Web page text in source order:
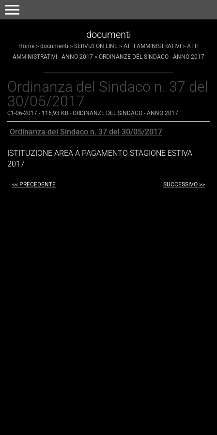
menu
documenti
Home > documenti > SERVIZI ON LINE > ATTI AMMINISTRATIVI > ATTI
AMMINISTRATIVI - ANNO 2017 > ORDINANZE DEL SINDACO - ANNO 2017
Ordinanza del Sindaco n. 37 del
30/05/2017
01-06-2017 - 116,93 KB - ORDINANZE DEL SINDACO - ANNO 2017
Ordinanza del Sindaco n. 37 del 30/05/2017
ISTITUZIONE AREA A PAGAMENTO STAGIONE ESTIVA
2017
<< PRECEDENTE SUCCESSIVO >>